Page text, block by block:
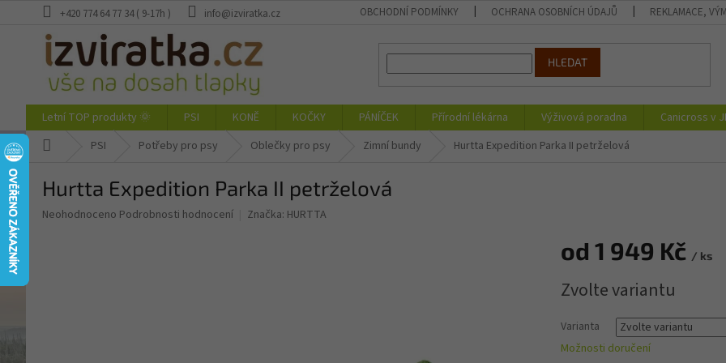
+420 774 64 77 34 ( 9-17h ) info@izviratka.cz OBCHODNÍ PODMÍNKY OCHRANA OSOBNÍCH ÚDAJŮ REKLAMACE,
HLEDAT
Letní TOP produkty 🌞 PSI KONĚ KOČKY PÁNÍČEK Přírodní lékárna Výživová poradna Canicross v
PSI Potřeby pro psy Oblečky pro psy Zimní bundy Hurtta Expedition Parka II petrželová
Hurtta Expedition Parka II petrželová
Průměrné
Neohodnoceno Podrobnosti hodnocení Značka: HURTTA
od 1 949 Kč / ks
cena:
Zvolte variantu
Varianta
Možnosti doručení